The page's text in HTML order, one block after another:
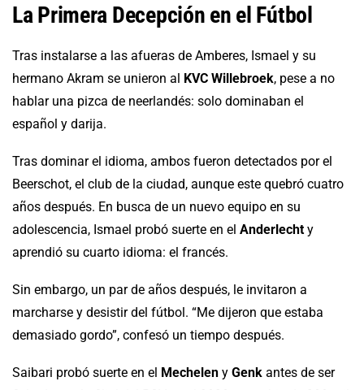
La Primera Decepción en el Fútbol
Tras instalarse a las afueras de Amberes, Ismael y su
hermano Akram se unieron al KVC Willebroek, pese a no
hablar una pizca de neerlandés: solo dominaban el
español y darija.
Tras dominar el idioma, ambos fueron detectados por el
Beerschot, el club de la ciudad, aunque este quebró cuatro
años después. En busca de un nuevo equipo en su
adolescencia, Ismael probó suerte en el Anderlecht y
aprendió su cuarto idioma: el francés.
Sin embargo, un par de años después, le invitaron a
marcharse y desistir del fútbol. “Me dijeron que estaba
demasiado gordo”, confesó un tiempo después.
Saibari probó suerte en el Mechelen y Genk antes de ser